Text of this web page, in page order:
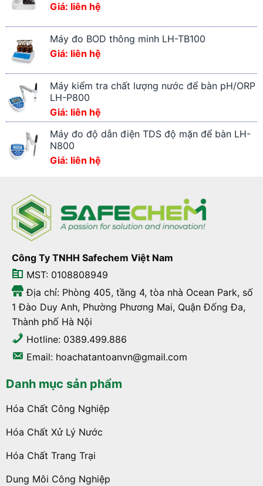
Giá: liên hệ
Máy đo BOD thông minh LH-TB100
Giá: liên hệ
Máy kiểm tra chất lượng nước để bàn pH/ORP
LH-P800
Giá: liên hệ
Máy đo độ dẫn điện TDS độ mặn để bàn LH-
N800
Giá: liên hệ
Công Ty TNHH Safechem Việt Nam
MST: 0108808949
Địa chỉ: Phòng 405, tầng 4, tòa nhà Ocean Park, số
1 Đào Duy Anh, Phường Phương Mai, Quận Đống Đa,
Thành phố Hà Nội
Hotline: 0389.499.886
Email: hoachatantoanvn@gmail.com
Danh mục sản phẩm
Hóa Chất Công Nghiệp
Hóa Chất Xử Lý Nước
Hóa Chất Trang Trại
Dung Môi Công Nghiệp